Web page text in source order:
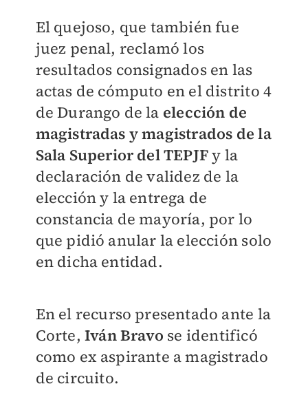
El quejoso, que también fue
juez penal, reclamó los
resultados consignados en las
actas de cómputo en el distrito 4
de Durango de la elección de
magistradas y magistrados de la
Sala Superior del TEPJFy la
declaración de validez de la
elección y la entrega de
constancia de mayoría, por lo
que pidió anular la elección solo
en dicha entidad.
En el recurso presentado ante la
Corte, Iván Bravo se identificó
como ex aspirante a magistrado
de circuito.